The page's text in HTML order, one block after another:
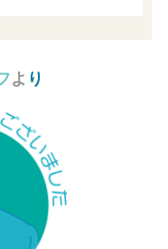
よ り